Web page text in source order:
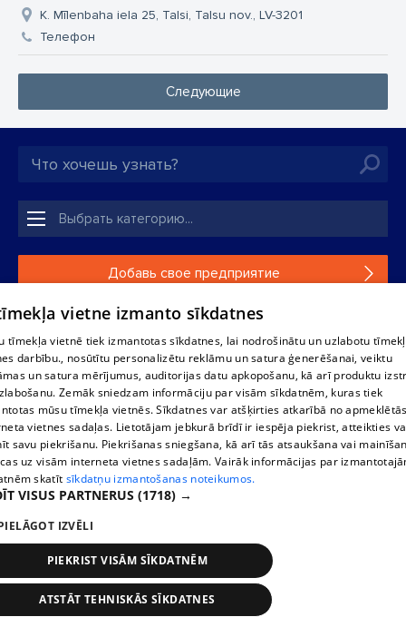
K. Mīlenbaha iela 25, Talsi, Talsu nov., LV-3201
Телефон
Следующие
Добавь свое предприятие
Если твоего предприятия нет в нашей базе данных,
Полное или частичное распространение или копирование
информации из баз данных 1188 в любой форме строго
запрещено. Также запрещается автоматическое
скачивание информации. Перепубликация любого
материала, опубликованного на сайте 1188 , возможна
только с согласия редакции сайта 1188.
Служба помощи портала: э-почта -
РазработаноSIA Helio Media2004-2026
vietne izmanto sīkdatnes
tīmekļa vietnē tiek izmantotas sīkdatnes, lai nodrošinātu un uzlabotu
darbību., nosūtītu personalizētu reklāmu un satura ģenerēšanai, veiktu
un satura mērījumus, auditorijas datu apkopošanu, kā arī produktu
Zemāk sniedzam informāciju par visām sīkdatnēm, kuras tiek
mūsu tīmekļa vietnēs. Sīkdatnes var atšķirties atkarībā no
vietnes sadaļas. Lietotājam jebkurā brīdī ir iespēja piekrist, atteikties
savu piekrišanu. Piekrišanas sniegšana, kā arī tās atsaukšana vai
uz visām interneta vietnes sadaļām. Vairāk informācijas par
skatīt sīkdatņu izmantošanas noteikumos.
VISUS PARTNERUS (1718) →
IZVĒLI
PIEKRIST VISĀM SĪKDATNĒM
ATSTĀT TEHNISKĀS SĪKDATNES